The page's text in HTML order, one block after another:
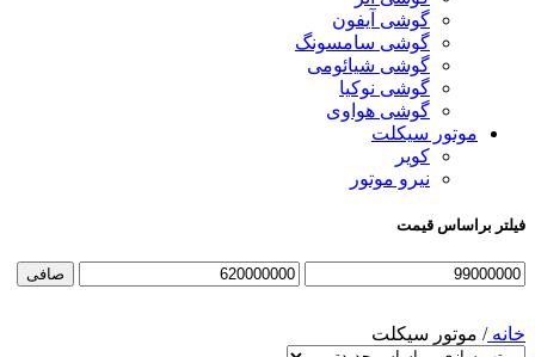
گوشی آیفون
گوشی سامسونگ
گوشی شیائومی
گوشی نوکیا
گوشی هواوی
موتور سیکلت
کویر
نیرو موتور
فیلتر براساس قیمت
حداقل
حداكثر
صافی
خانه/ موتور سیکلت